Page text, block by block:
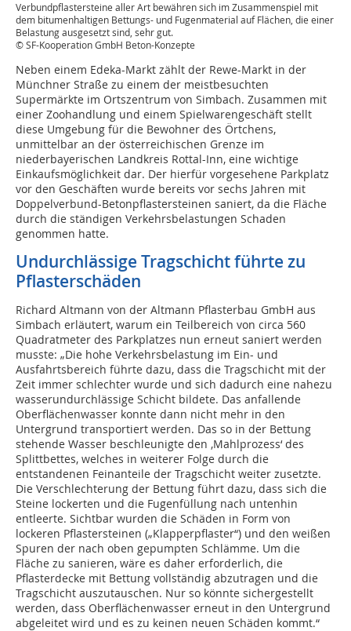
Verbundpflastersteine aller Art bewähren sich im Zusammenspiel mit
dem bitumenhaltigen Bettungs- und Fugenmaterial auf Flächen, die einer
Belastung ausgesetzt sind, sehr gut.
© SF-Kooperation GmbH Beton-Konzepte
Neben einem Edeka-Markt zählt der Rewe-Markt in der
Münchner Straße zu einem der meistbesuchten
Supermärkte im Ortszentrum von Simbach. Zusammen mit
einer Zoohandlung und einem Spielwarengeschäft stellt
diese Umgebung für die Bewohner des Örtchens,
unmittelbar an der österreichischen Grenze im
niederbayerischen Landkreis Rottal-Inn, eine wichtige
Einkaufsmöglichkeit dar. Der hierfür vorgesehene Parkplatz
vor den Geschäften wurde bereits vor sechs Jahren mit
Doppelverbund-Betonpflastersteinen saniert, da die Fläche
durch die ständigen Verkehrsbelastungen Schaden
genommen hatte.
Undurchlässige Tragschicht führte zu
Pflasterschäden
Richard Altmann von der Altmann Pflasterbau GmbH aus
Simbach erläutert, warum ein Teilbereich von circa 560
Quadratmeter des Parkplatzes nun erneut saniert werden
musste: „Die hohe Verkehrsbelastung im Ein- und
Ausfahrtsbereich führte dazu, dass die Tragschicht mit der
Zeit immer schlechter wurde und sich dadurch eine nahezu
wasserundurchlässige Schicht bildete. Das anfallende
Oberflächenwasser konnte dann nicht mehr in den
Untergrund transportiert werden. Das so in der Bettung
stehende Wasser beschleunigte den ‚Mahlprozess‘ des
Splittbettes, welches in weiterer Folge durch die
entstandenen Feinanteile der Tragschicht weiter zusetzte.
Die Verschlechterung der Bettung führt dazu, dass sich die
Steine lockerten und die Fugenfüllung nach untenhin
entleerte. Sichtbar wurden die Schäden in Form von
lockeren Pflastersteinen („Klapperpflaster“) und den weißen
Spuren der nach oben gepumpten Schlämme. Um die
Fläche zu sanieren, wäre es daher erforderlich, die
Pflasterdecke mit Bettung vollständig abzutragen und die
Tragschicht auszutauschen. Nur so könnte sichergestellt
werden, dass Oberflächenwasser erneut in den Untergrund
abgeleitet wird und es zu keinen neuen Schäden kommt.“